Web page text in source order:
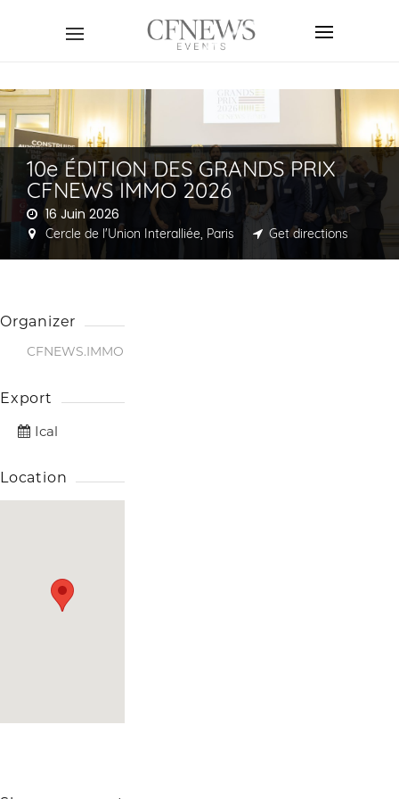
10e ÉDITION DES GRANDS PRIX
CFNEWS IMMO 2026
16 Juin 2026
Cercle de l'Union Interalliée, Paris Get directions
Organizer
CFNEWS.IMMO
Export
Ical
Location